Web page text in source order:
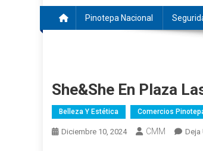
Pinotepa Nacional
She&She En Plaza
Belleza Y Estética Comercios
Diciembre 10, 2024 CMM Deja